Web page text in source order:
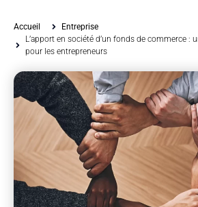
Accueil
Entreprise
L’apport en société d’un fonds de commerce :
pour les entrepreneurs